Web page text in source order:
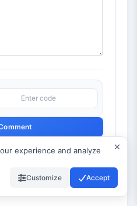
experience and analyze
Customize Accept